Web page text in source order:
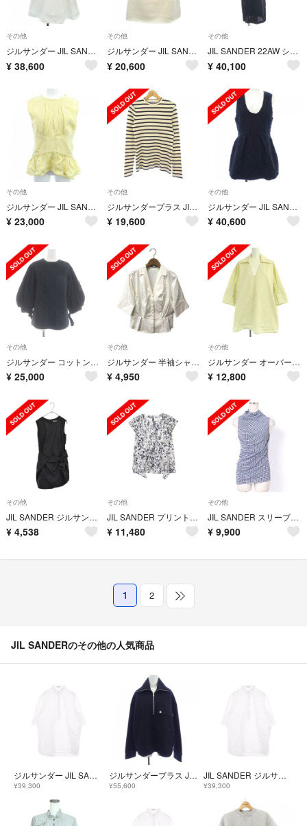
その他
ジルサンダー JIL SANDER トップス
¥ 38,600
その他
ジルサンダー JIL SANDER ベスト
¥ 20,600
その他
JIL SANDER 22AW ショートスリーブ ロング ビスコースシャツ 34
¥ 40,100
その他
ジルサンダー JIL SANDER トップス
¥ 23,000
その他
ジルサンダープラス JIL SANDER+ トップス
¥ 19,600
その他
ジルサンダー JIL SANDER トップス
¥ 40,600
その他
ジルサンダー コットンギャザーボリュームスリーブブラウス 八分袖 32 黒
¥ 25,000
その他
ジルサンダー 半袖シャツ フリルブラウス レディース 34
¥ 4,950
その他
ジルサンダー オーバーサイズ スキッパーシャツ ブラウス プルオーバー 32
¥ 12,800
その他
JIL SANDER ジルサンダー コットンワンピース 409070 WF250542 01 レディース ネイビー
¥ 4,538
その他
JIL SANDER プリント コットン トップス
¥ 11,480
その他
JIL SANDER スリーブレストップス ブルー×ホワイト ジルサンダー
¥ 9,900
1 2
JIL SANDERのその他の人気商品
ジルサンダー JIL SANDER ロゴ刺繍 衣料品 トップス コットン レディース ホワイト系 【中古】
¥39,300
ジルサンダープラス JIL SANDER+ J40GU0124 J41423 トップス
¥55,600
JIL SANDER ジルサンダー その他トップス ロゴ刺繍
¥39,300